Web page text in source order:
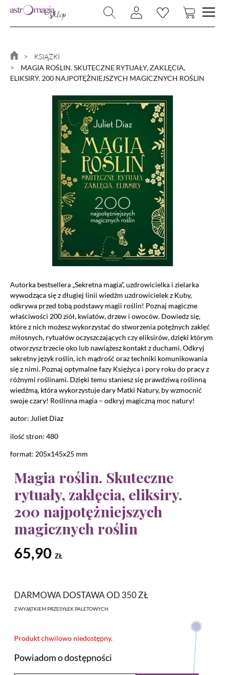
RYTUAŁY
MAGIA I CZARY
MAGICZNY DOM
KSIĄŻKI
ZNAKI ZODIAKU
PROMOCJA
KSIĄŻKI
MAGIA ROŚLIN. SKUTECZNE RYTUAŁY, ZAKLĘCIA,
ELIKSIRY. 200 NAJPOTĘŻNIEJSZYCH MAGICZNYCH ROŚLIN
Autorka bestsellera „Sekretna magia”, uzdrowicielka i zielarka
wywodząca się z długiej linii wiedźm uzdrowicielek z Kuby,
odkrywa przed tobą podstawy magii roślin! Poznaj magiczne
właściwości 200 ziół, kwiatów, drzew i owoców. Dowiedz się,
które z nich możesz wykorzystać do stworzenia potężnych zaklęć
miłosnych, rytuałów oczyszczających czy eliksirów, dzięki którym
otworzysz trzecie oko lub nawiążesz kontakt z duchami. Odkryj
sekretny język roślin, ich mądrość oraz techniki komunikowania
się z nimi. Poznaj optymalne fazy Księżyca i pory roku do pracy z
różnymi roślinami. Dzięki temu staniesz się prawdziwą roślinną
wiedźmą, która wykorzystuje dary Matki Natury, by wzmocnić
swoje czary! Roślinna magia – odkryj magiczną moc natury!
autor: Juliet Diaz
ilość stron: 480
format: 205x145x25 mm
Magia roślin. Skuteczne
rytuały, zaklęcia, eliksiry.
200 najpotężniejszych
magicznych roślin
65,90 ZŁ
DARMOWA DOSTAWA OD 350 ZŁ
Z WYJĄTKIEM PRZESYŁEK PALETOWYCH
Produkt chwilowo niedostępny.
Powiadom o dostępności